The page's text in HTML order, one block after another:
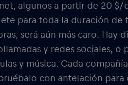
algunos a partir de 20 $/
para toda la duración de
será aún más caro. Hay
y redes sociales,
y música. Cada
con antelación para